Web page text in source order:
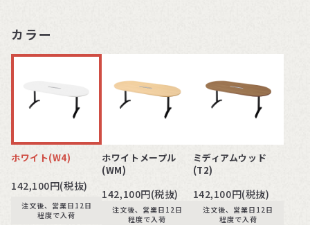
カラー
ホワイト(W4)
142,100円(税抜)
注文後、営業日12日
程度で入荷
ホワイトメープル
(WM)
142,100円(税抜)
注文後、営業日12日
程度で入荷
ミディアムウッド
(T2)
142,100円(税抜)
注文後、営業日12日
程度で入荷